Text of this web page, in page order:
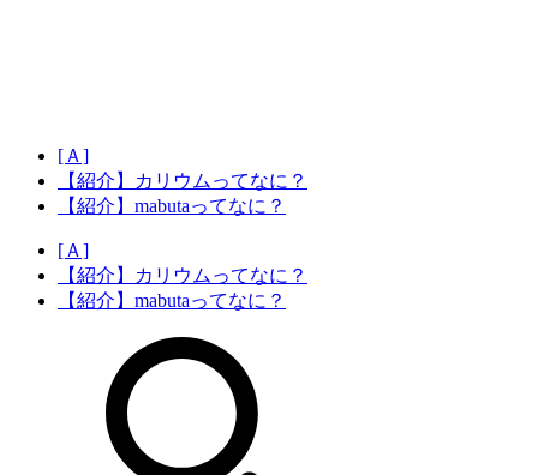
[Ａ]
【紹介】カリウムってなに？
【紹介】mabutaってなに？
[Ａ]
【紹介】カリウムってなに？
【紹介】mabutaってなに？